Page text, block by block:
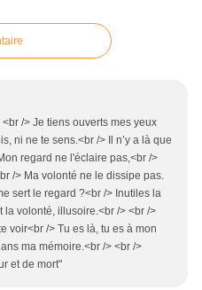
/> Je tiens ouverts mes yeux
ni ne te sens.<br /> Il n’y a là que
regard ne l'éclaire pas,<br />
/> Ma volonté ne le dissipe pas.
sert le regard ?<br /> Inutiles la
la volonté, illusoire.<br /> <br />
voir<br /> Tu es là, tu es à mon
ma mémoire.<br /> <br />
et de mort"